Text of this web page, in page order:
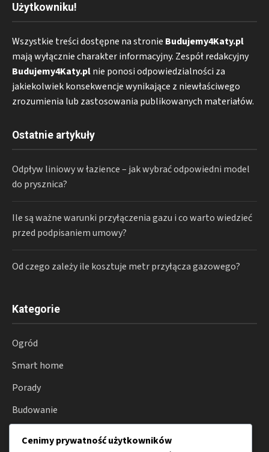
Użytkowniku!
Wszystkie treści dostępne na stronie Budujemy4Katy.pl
mają wyłącznie charakter informacyjny. Zespół redakcyjny
Budujemy4Katy.plnie ponosi odpowiedzialności za
jakiekolwiek konsekwencje wynikające z niewłaściwego
zrozumienia lub zastosowania publikowanych materiałów.
Ostatnie artykuły
Odpływ liniowy w łazience – jak wybrać odpowiedni model
do prysznica?
Ile są ważne warunki przyłączenia gazu i co warto wiedzieć
przed podpisaniem umowy?
Od czego zależy ile kosztuje metr przyłącza gazowego?
Kategorie
Ogród
Smart home
Porady
Budowanie
Cenimy prywatność użytkowników